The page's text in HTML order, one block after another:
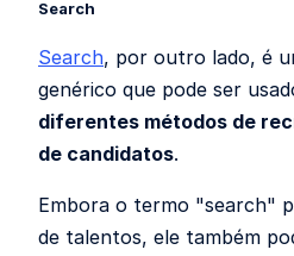
Search
Search, por outro lado, é
genérico que pode ser
diferentes métodos de
de candidatos.
Embora o termo "search"
de talentos, ele também